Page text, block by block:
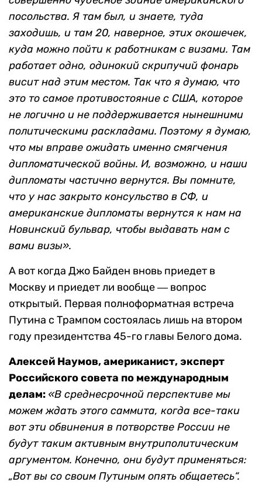
посольства. Я там был, и знаете, туда
заходишь, и там 20, наверное, этих окошечек,
куда можно пойти к работникам с визами. Там
работает одно, одинокий скрипучий фонарь
висит над этим местом. Так что я думаю, что
это то самое противостояние с США, которое
не логично и не поддерживается нынешними
политическими раскладами. Поэтому я думаю,
что мы вправе ожидать именно смягчения
дипломатической войны. И, возможно, и наши
дипломаты частично вернутся. Вы помните,
что у нас закрыто консульство в СФ, и
американские дипломаты вернутся к нам на
Новинский бульвар, чтобы выдавать нам с
вами визы».
А вот когда Джо Байден вновь приедет в
Москву и приедет ли вообще ― вопрос
открытый. Первая полноформатная встреча
Путина с Трампом состоялась лишь на втором
году президентства 45-го главы Белого дома.
Алексей Наумов, американист, эксперт
Российского совета по международным
делам: «В среднесрочной перспективе мы
можем ждать этого саммита, когда все-таки
вот эти обвинения в потворстве России не
будут таким активным внутриполитическим
аргументом. Конечно, они будут применяться:
„Вот вы со своим Путиным опять общаетесь“.